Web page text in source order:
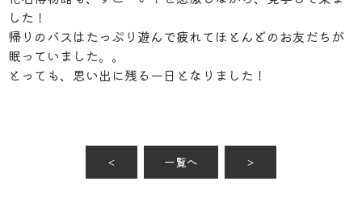
した！
帰りのバスはたっぷり遊んで疲れてほとんどのお友だちが
眠っていました。。
とっても、思い出に残る一日となりました！
＜ 一覧へ ＞